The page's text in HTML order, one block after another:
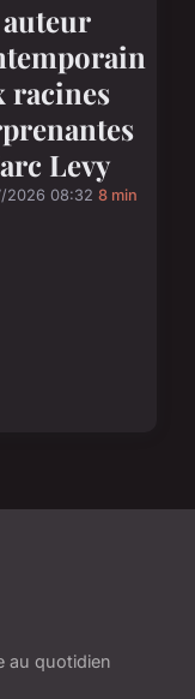
racines
Levy
2026 08:32 8 min
au quotidien